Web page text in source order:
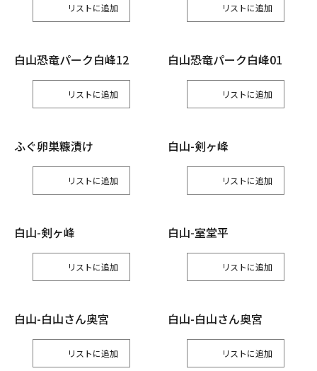
リスト リスト
白山恐竜パーク白峰12
リスト
白山恐竜パーク白峰01
リスト
ふぐ卵巣糠漬け
リスト
白山-剣ヶ峰
リスト
白山-剣ヶ峰
リスト
白山-室堂平
リスト
白山-白山さん奥宮
リスト
白山-白山さん奥宮
リスト